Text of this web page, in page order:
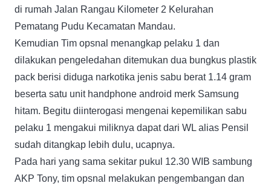
di rumah Jalan Rangau Kilometer 2 Kelurahan
Pematang Pudu Kecamatan Mandau.
Kemudian Tim opsnal menangkap pelaku 1 dan
dilakukan pengeledahan ditemukan dua bungkus plastik
pack berisi diduga narkotika jenis sabu berat 1.14 gram
beserta satu unit handphone android merk Samsung
hitam. Begitu diinterogasi mengenai kepemilikan sabu
pelaku 1 mengakui miliknya dapat dari WL alias Pensil
sudah ditangkap lebih dulu, ucapnya.
Pada hari yang sama sekitar pukul 12.30 WIB sambung
AKP Tony, tim opsnal melakukan pengembangan dan